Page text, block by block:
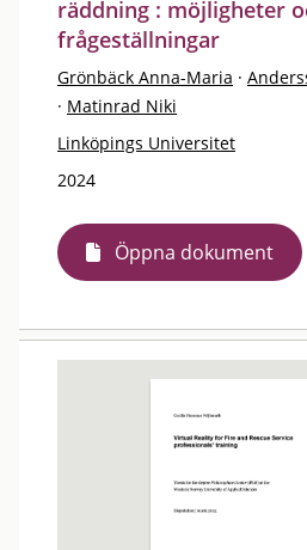
räddning : möjligheter
frågeställningar
Grönbäck Anna-Maria ·
· Matinrad Niki
Linköpings Universitet
2024
Öppna dokument